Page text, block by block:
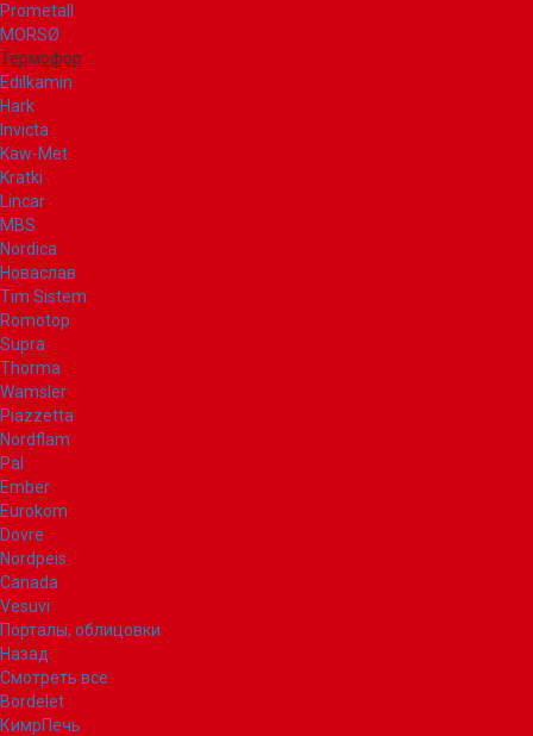
Prometall
MORSØ
Термофор
Edilkamin
Hark
Invicta
Kaw-Met
Kratki
Lincar
MBS
Nordica
Новаслав
Tim Sistem
Romotop
Supra
Thorma
Wamsler
Piazzetta
Nordflam
Pal
Ember
Eurokom
Dovre
Nordpeis
Canada
Vesuvi
Порталы, облицовки
Назад
Смотреть все
Bordelet
КимрПечь